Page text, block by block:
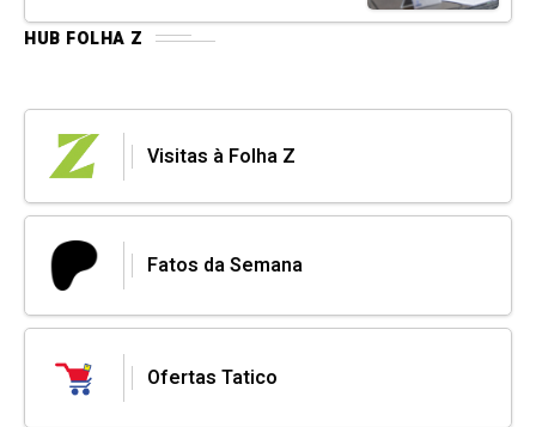
HUB FOLHA Z
Visitas à Folha Z
Fatos da Semana
Ofertas Tatico